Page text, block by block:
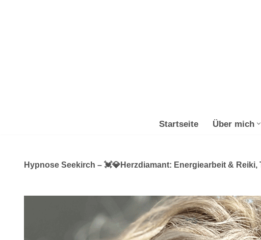
Startseite Über mich
Hypnose Seekirch – 💓️💎Herzdiamant: Energiearbeit &